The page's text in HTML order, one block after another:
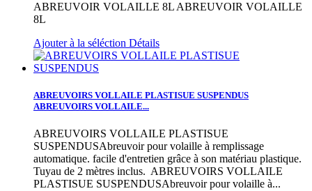
ABREUVOIR VOLAILLE 8L ABREUVOIR VOLAILLE
8L
Ajouter à la séléction Détails
ABREUVOIRS VOLLAILE PLASTISUE SUSPENDUS
ABREUVOIRS VOLLAILE...
ABREUVOIRS VOLLAILE PLASTISUE
SUSPENDUSAbreuvoir pour volaille à remplissage
automatique. facile d'entretien grâce à son matériau plastique.
Tuyau de 2 mètres inclus. ABREUVOIRS VOLLAILE
PLASTISUE SUSPENDUSAbreuvoir pour volaille à...